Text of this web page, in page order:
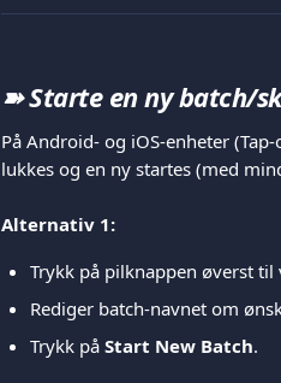
➽ Starte en ny batch/
På Android- og iOS-enheter
lukkes og en ny startes (med
Alternativ 1:
Trykk på pilknappen øverst til
Rediger batch-navnet om
Trykk på Start New Batch.